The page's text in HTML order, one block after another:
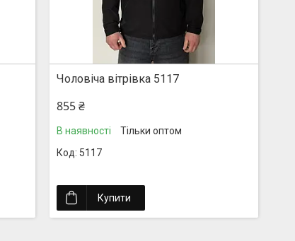
Чоловіча вітрівка 5117
855 ₴
В наявності
Тільки оптом
5117
Купити